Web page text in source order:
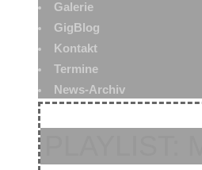
Galerie
GigBlog
Kontakt
Termine
News-Archiv